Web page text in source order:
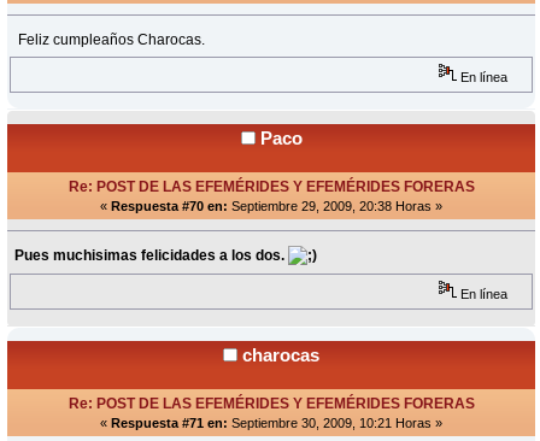
Feliz cumpleaños Charocas.
En línea
Paco
Re: POST DE LAS EFEMÉRIDES Y EFEMÉRIDES FORERAS
« Respuesta #70 en: Septiembre 29, 2009, 20:38 Horas »
Pues muchisimas felicidades a los dos.
En línea
charocas
Re: POST DE LAS EFEMÉRIDES Y EFEMÉRIDES FORERAS
« Respuesta #71 en: Septiembre 30, 2009, 10:21 Horas »